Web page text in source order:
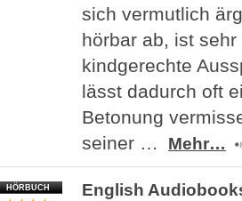
sich vermutlich
hörbar ab, ist
kindgerechte
lässt dadurch oft
Betonung
seiner …
Mehr…
HÖRBUCH
English